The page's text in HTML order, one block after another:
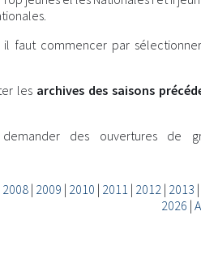
il faut commencer par
les archives des saisons
des ouvertures de
2008| 2009 | 2010 | 2011 | 2012| 2013 |
2026 |